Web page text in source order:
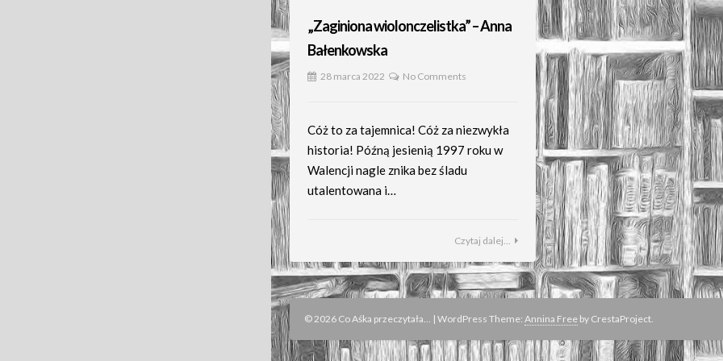
„Zaginiona wiolonczelistka” – Anna
Bałenkowska
28 marca 2022 No Comments
Cóż to za tajemnica! Cóż za niezwykła
historia! Późną jesienią 1997 roku w
Walencji nagle znika bez śladu
utalentowana i…
Czytaj dalej...
© 2026 Co Aśka przeczytała... | WordPress Theme: Annina Freeby CrestaProject.